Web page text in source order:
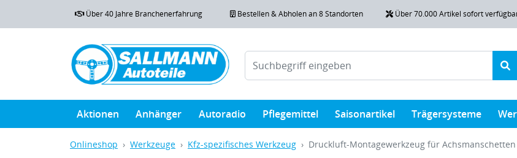
Über 40 Jahre Branchenerfahrung Bestellen & Abholen an 8 Standorten Über 70.000 Artikel sofort
Aktionen Anhänger Autoradio Pflegemittel Saisonartikel Trägersysteme
Onlineshop Werkzeuge Kfz-spezifisches Werkzeug Druckluft-Montagewerkzeug für